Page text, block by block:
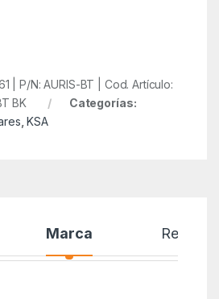
| P/N: AURIS-BT | Cod. Artículo:
BK
Categorías:
,KSA
Marca Reseñas